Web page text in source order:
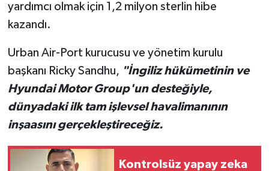
yardımcı olmak için 1,2 milyon sterlin hibe
kazandı.
Urban Air-Port kurucusu ve yönetim kurulu
başkanı Ricky Sandhu, "İngiliz hükümetinin ve
Hyundai Motor Group'un desteğiyle,
dünyadaki ilk tam işlevsel havalimanının
inşaasını gerçekleştireceğiz.
Kontrolsüz yapay zeka